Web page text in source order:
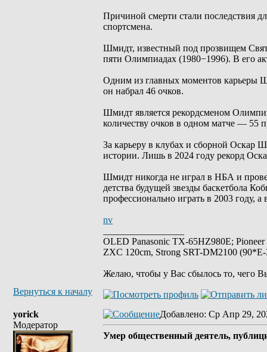
Причиной смерти стали последствия
спортсмена.
Шмидт, известный под прозвищем
пяти Олимпиадах (1980−1996). В его
Одним из главных моментов карьеры
он набрал 46 очков.
Шмидт является рекордсменом
количеству очков в одном матче — 55
За карьеру в клубах и сборной Оскар
истории. Лишь в 2024 году рекорд
Шмидт никогда не играл в НБА и
детства будущей звезды баскетбола
профессионально играть в 2003 году,
nv
OLED Panasonic TX-65HZ980E;
ZXC 120cm, Strong SRT-DM2100
Желаю, чтобы у Вас сбылось то, чего
Вернуться к началу
yorick
Модератор
Добавлено: Ср Апр 29,
Умер общественный деятель,